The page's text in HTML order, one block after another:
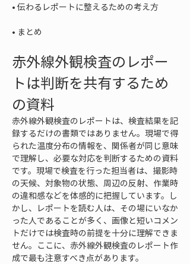
•
• まとめ
赤外線外観検査のレポー
トは判断を共有するため
の資料
赤外線外観検査のレポートは、検査結果を記
録するだけの書類ではありません。現場で得
られた温度分布の情報を、関係者が同じ意味
で理解し、必要な対応を判断するための資料
です。現場で検査を行った担当者は、撮影時
の天候、対象物の状態、周辺の反射、作業時
の違和感などを体感的に把握しています。し
かし、レポートを読む人は、その場にいなか
った人であることが多く、画像と短いコメン
トだけでは検査時の前提を十分に理解できま
せん。ここに、赤外線外観検査のレポート作
成で最も注意すべき点があります。